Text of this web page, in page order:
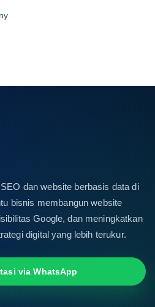
dan website berbasis data di
bisnis membangun website
Google, dan meningkatkan
digital yang lebih terukur.
via WhatsApp